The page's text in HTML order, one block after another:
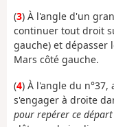
(3) À l'angle d'un
continuer tout droit
gauche) et dépasser
Mars côté gauche.
(4) À l'angle du
s'engager à droite
pour repérer ce